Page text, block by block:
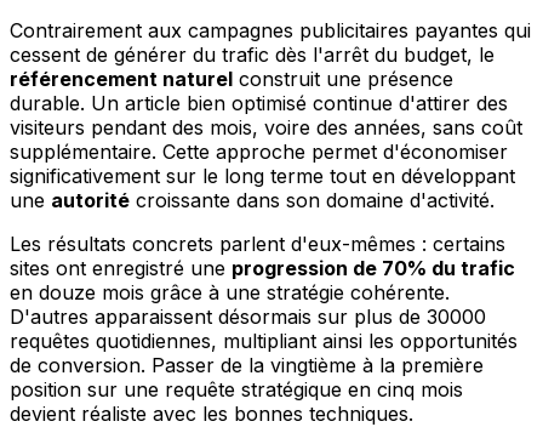
Contrairement aux campagnes publicitaires payantes qui
cessent de générer du trafic dès l'arrêt du budget, le
référencement naturel construit une présence
durable. Un article bien optimisé continue d'attirer des
visiteurs pendant des mois, voire des années, sans coût
supplémentaire. Cette approche permet d'économiser
significativement sur le long terme tout en développant
une autorité croissante dans son domaine d'activité.
Les résultats concrets parlent d'eux-mêmes : certains
sites ont enregistré une progression de 70% du trafic
en douze mois grâce à une stratégie cohérente.
D'autres apparaissent désormais sur plus de 30000
requêtes quotidiennes, multipliant ainsi les opportunités
de conversion. Passer de la vingtième à la première
position sur une requête stratégique en cinq mois
devient réaliste avec les bonnes techniques.